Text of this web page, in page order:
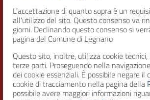
L'accettazione di quanto sopra è un
all'utilizzo del sito. Questo consenso va
giorni. Declinando questo consenso si
pagina del Comune di Legnano
Questo sito, inoltre, utilizza cookie
terze parti. Proseguendo nella
dei cookie essenziali. È possibile negare il
cookie di tracciamento nella pagina della
possibile avere maggiori informazioni
RECAPITI
Indirizzo
Piazza San Magno 9
20025, Legnano (MI)
Telefono